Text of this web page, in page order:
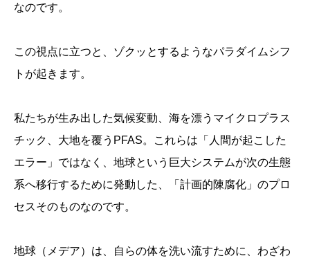
なのです。
この視点に立つと、ゾクッとするようなパラダイムシフ
トが起きます。
私たちが生み出した気候変動、海を漂うマイクロプラス
チック、大地を覆うPFAS。これらは「人間が起こした
エラー」ではなく、地球という巨大システムが次の生態
系へ移行するために発動した、「計画的陳腐化」のプロ
セスそのものなのです。
地球（メデア）は、自らの体を洗い流すために、わざわ